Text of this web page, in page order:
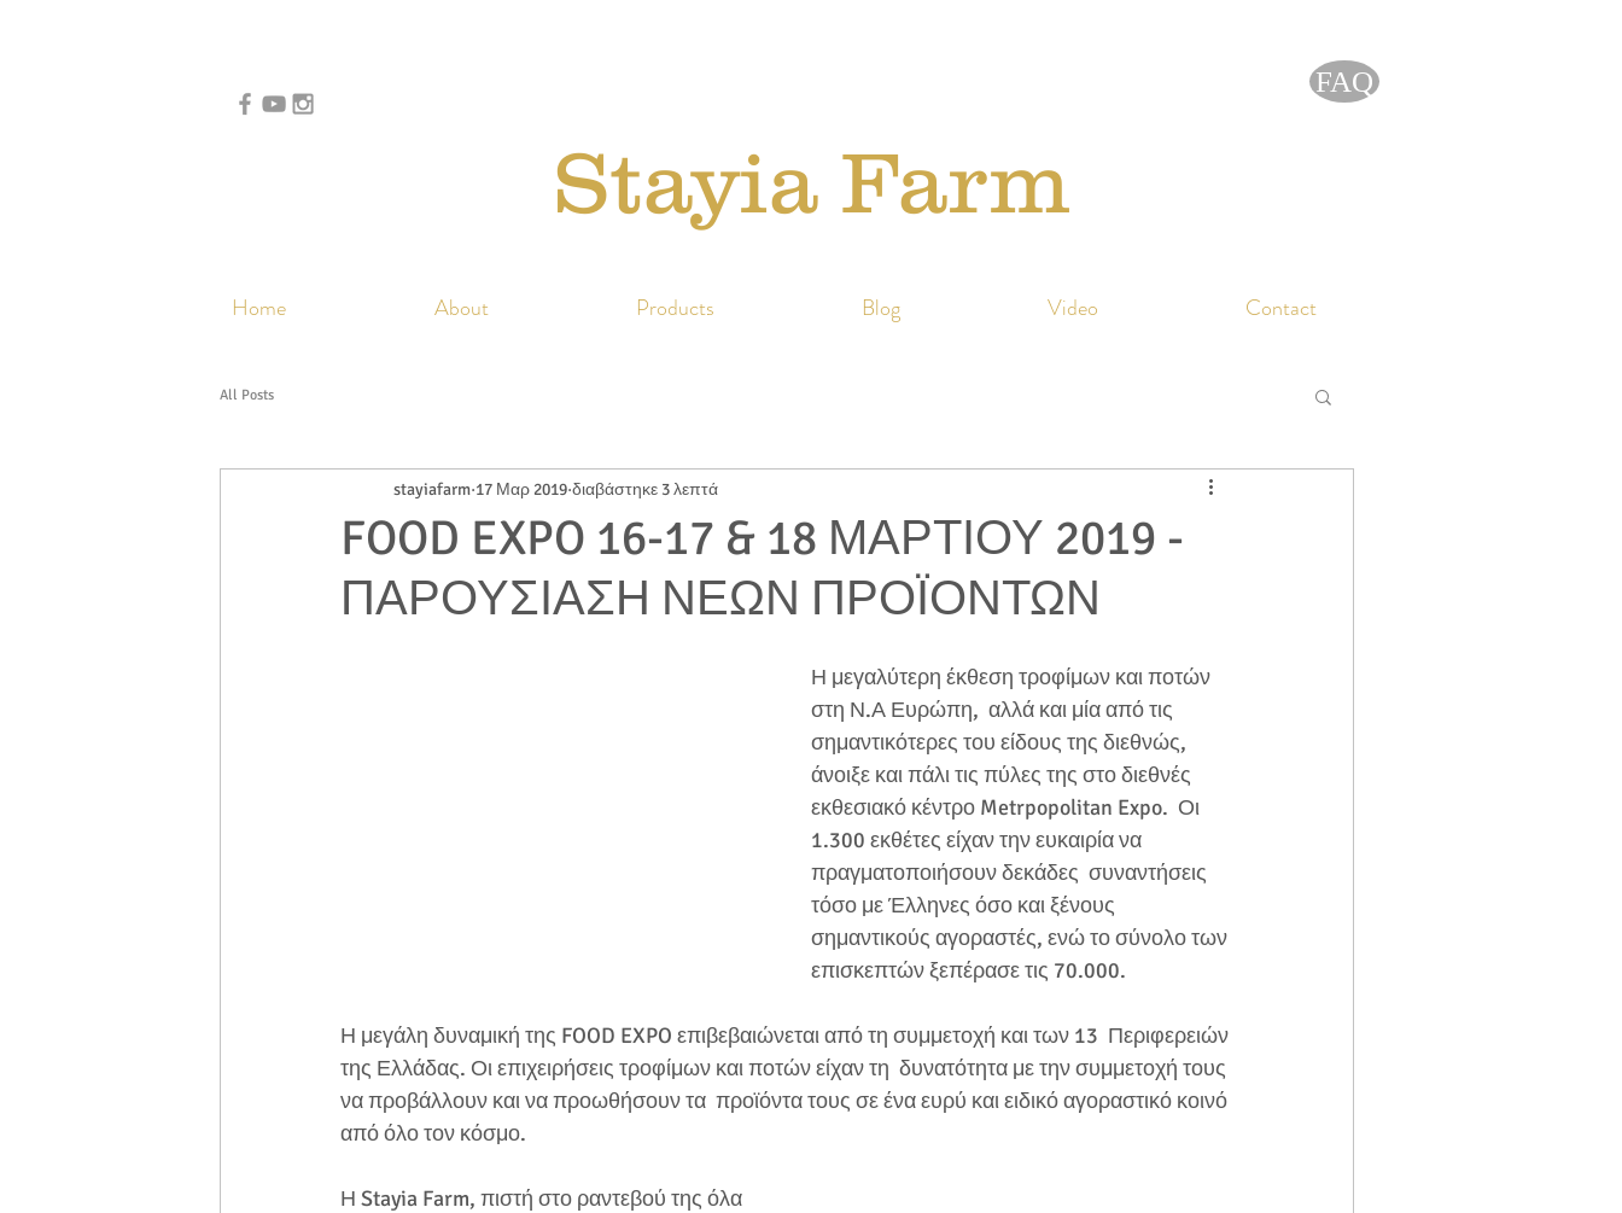
FAQ
Stayia Farm
Home About Products Blog Video Contact
All Posts
FOOD EXPO 16-17 & 18 ΜΑΡΤΙΟΥ 2019 -
ΠΑΡΟΥΣΙΑΣΗ ΝΕΩΝ ΠΡΟΪΟΝΤΩΝ
stayiafarm 17 Μαρ 2019 διαβάστηκε 3 λεπτά
Η μεγαλύτερη έκθεση τροφίμων και ποτών
στη Ν.Α Ευρώπη,  αλλά και μία από τις
σημαντικότερες του είδους της διεθνώς,
άνοιξε και πάλι τις πύλες της στο διεθνές
εκθεσιακό κέντρο Metrpopolitan Expo.  Οι
1.300 εκθέτες είχαν την ευκαιρία να
πραγματοποιήσουν δεκάδες  συναντήσεις
τόσο με Έλληνες όσο και ξένους
σημαντικούς αγοραστές, ενώ το σύνολο των
επισκεπτών ξεπέρασε τις 70.000.
Η μεγάλη δυναμική της FOOD EXPO επιβεβαιώνεται από τη συμμετοχή και των 13  Περιφερειών
της Ελλάδας. Οι επιχειρήσεις τροφίμων και ποτών είχαν τη  δυνατότητα με την συμμετοχή τους
να προβάλλουν και να προωθήσουν τα  προϊόντα τους σε ένα ευρύ και ειδικό αγοραστικό κοινό
από όλο τον κόσμο.
Η Stayia Farm, πιστή στο ραντεβού της όλα